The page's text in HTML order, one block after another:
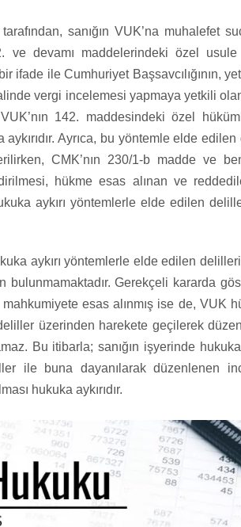
sanığın VUK’na muhalefet
ve devamı maddelerindeki özel
ifade ile Cumhuriyet Başsavcılığının,
vergi incelemesi yapmaya yetkili
142. maddesindeki özel
aykırıdır. Ayrıca, bu yöntemle elde
CMK’nın 230/1-b madde ve
hükme esas alınan ve
aykırı yöntemlerle elde edilen
aykırı yöntemlerle elde edilen
bulunmamaktadır. Gerekçeli kararda
esas alınmış ise de, VUK
üzerinden harekete geçilerek
Bu itibarla; sanığın işyerinde
ile buna dayanılarak düzenlenen
hukuka aykırıdır.